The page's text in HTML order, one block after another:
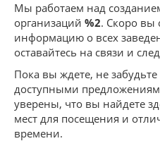
ПРЕДЛОЖЕНИЯ
СТАТЬИ
УСЛУГИ
Мы работаем над
организаций %2. Скоро вы
информацию о всех
оставайтесь на связи и
Пока вы ждете, не
доступными
уверены, что вы найдете
мест для посещения и
времени.